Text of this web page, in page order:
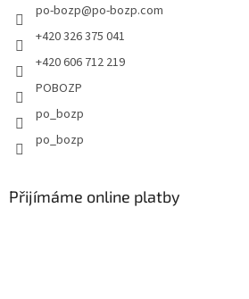
po-bozp@po-bozp.com
+420 326 375 041
+420 606 712 219
POBOZP
po_bozp
po_bozp
Přijímáme online platby